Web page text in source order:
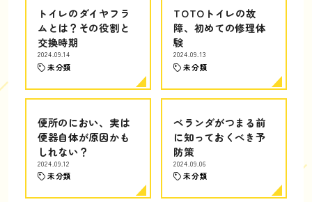
トイレのダイヤフラ
ムとは？その役割と
交換時期
2024.09.14
未分類
TOTOトイレの故
障、初めての修理体
験
2024.09.13
未分類
便所のにおい、実は
便器自体が原因かも
しれない？
2024.09.12
未分類
ベランダがつまる前
に知っておくべき予
防策
2024.09.06
未分類